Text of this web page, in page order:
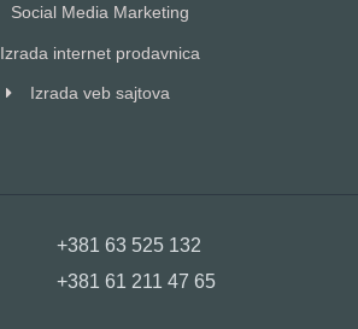
Social Media Marketing
Izrada internet prodavnica
Izrada veb sajtova
+381 63 525 132
+381 61 211 47 65